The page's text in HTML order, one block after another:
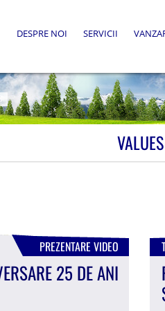
DESPRE NOI SERVICII
VALUES
PREZENTARE VIDEO
25 DE ANI